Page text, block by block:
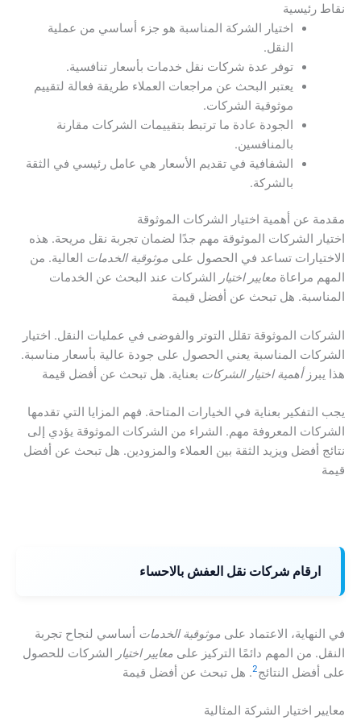
نقاط رئيسية
اختيار الشركة المناسبة هو جزء أساسي من عملية
النقل.
توفر عدة شركات نقل خدمات بأسعار تنافسية.
يعتبر البحث عن مراجعات العملاء طريقة فعالة لتقييم
موثوقية الشركات.
الجودة عادة ما ترتبط بتقييمات الشركات مقارنة
بالمنافسين.
الشفافية في تقديم الأسعار هي عامل رئيسي في الثقة
بالشركة.
مقدمة عن أهمية اختيار الشركات الموثوقة
اختيار الشركات الموثوقة مهم جدًا لضمان تجربة نقل مريحة. هذه
الاختيارات تساعد في الحصول على موثوقية الخدمات العالية. من
المهم مراعاة معايير اختيار
الشركات عند البحث عن الخدمات
المناسبة. هل تبحث عن أفضل قيمة
الشركات الموثوقة تقلل التوتر والفوضى في عمليات النقل. اختيار
الشركات المناسبة يعني الحصول على جودة عالية بأسعار مناسبة.
هذا يبرزأهمية اختيار الشركات بعناية. هل تبحث عن أفضل قيمة
يجب التفكير بعناية في الخيارات المتاحة. فهم المزايا التي تقدمها
الشركات المعروفة مهم. الشراء من الشركات الموثوقة يؤدي إلى
نتائج أفضل ويزيد الثقة بين العملاء والمزودين. هل تبحث عن أفضل
قيمة
ارقام شركات نقل العفش بالاحساء
في النهاية، الاعتماد على موثوقية الخدمات أساسي لنجاح تجربة
النقل. من المهم دائمًا التركيز على معايير اختيار الشركات للحصول
على أفضل النتائج2. هل تبحث عن أفضل قيمة
معايير اختيار الشركة المثالية